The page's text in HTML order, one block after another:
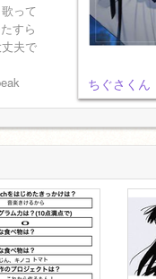
って
すら
夫で
ちぐさく